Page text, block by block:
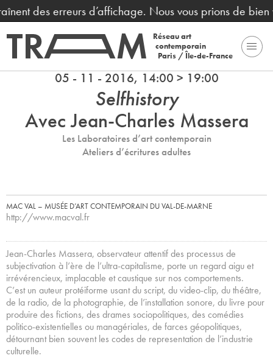
des erreurs d’affichage. Nous vous prions de
Réseau art
contemporain
Paris / Île-de-France
05 - 11 - 2016, 14:00 > 19:00
Selfhistory
Avec Jean-Charles Massera
Les Laboratoires d’art contemporain
Ateliers d’écritures adultes
MAC VAL – MUSÉE D’ART CONTEMPORAIN DU VAL-DE-MARNE
http://www.macval.fr
Jean-Charles Massera, observateur attentif des processus de
subjectivation à l’ère de l’ultra-capitalisme, porte un regard aigu et
irrévérencieux, implacable et caustique sur nos comportements.
C’est un auteur protéiforme usant du script, du video-clip, du théâtre,
de la radio, de la photographie, de l’installation sonore, du livre pour
produire des fictions, des drames sociopolitiques, des comédies
politico-existentielles ou managériales, de farces géopolitiques,
détournant bien souvent les codes de representation de l’industrie
culturelle.